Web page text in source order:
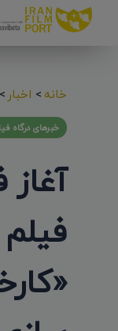
خانه> اخبار>
خبرهای درگاه
آغاز